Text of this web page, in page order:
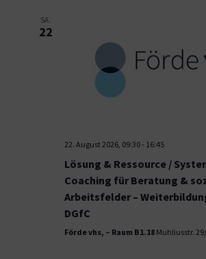
SA.
22
22. August 2026, 09:30- 16:45
Lösung & Ressource /
Coaching für Beratung &
Arbeitsfelder –
DGfC
Förde vhs, – Raum B1.18 Muhliusstr.